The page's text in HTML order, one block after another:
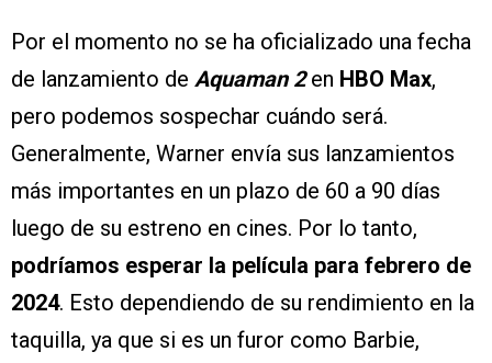
Por el momento no se ha oficializado una fecha
de lanzamiento de Aquaman 2en HBO Max,
pero podemos sospechar cuándo será.
Generalmente, Warner envía sus lanzamientos
más importantes en un plazo de 60 a 90 días
luego de su estreno en cines. Por lo tanto,
podríamos esperar la película para febrero de
2024. Esto dependiendo de su rendimiento en la
taquilla, ya que si es un furor como Barbie,